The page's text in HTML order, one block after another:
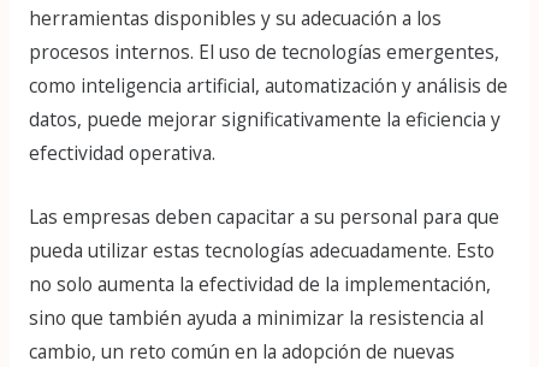
herramientas disponibles y su adecuación a los
procesos internos. El uso de tecnologías emergentes,
como inteligencia artificial, automatización y análisis de
datos, puede mejorar significativamente la eficiencia y
efectividad operativa.
Las empresas deben capacitar a su personal para que
pueda utilizar estas tecnologías adecuadamente. Esto
no solo aumenta la efectividad de la implementación,
sino que también ayuda a minimizar la resistencia al
cambio, un reto común en la adopción de nuevas